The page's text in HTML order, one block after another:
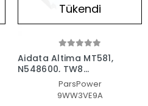
Tükendi
Aidata Altima MT581,
N548600, TW8
Notebook Batarya - Pil
(Pars Power)
ParsPower
9WW3VE9A